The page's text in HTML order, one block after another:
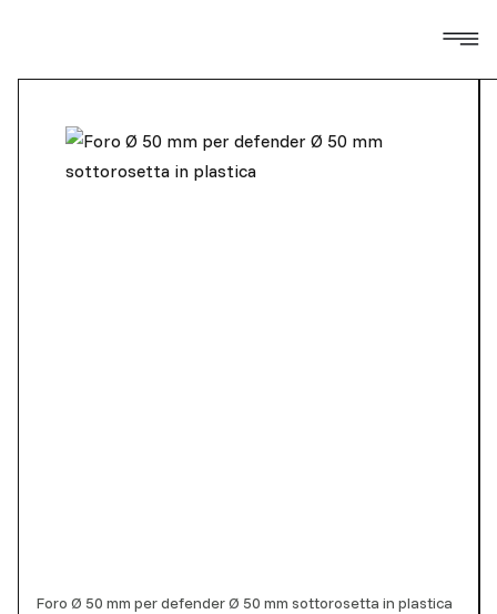
Foro Ø 50 mm per defender Ø 50 mm sottorosetta in plastica